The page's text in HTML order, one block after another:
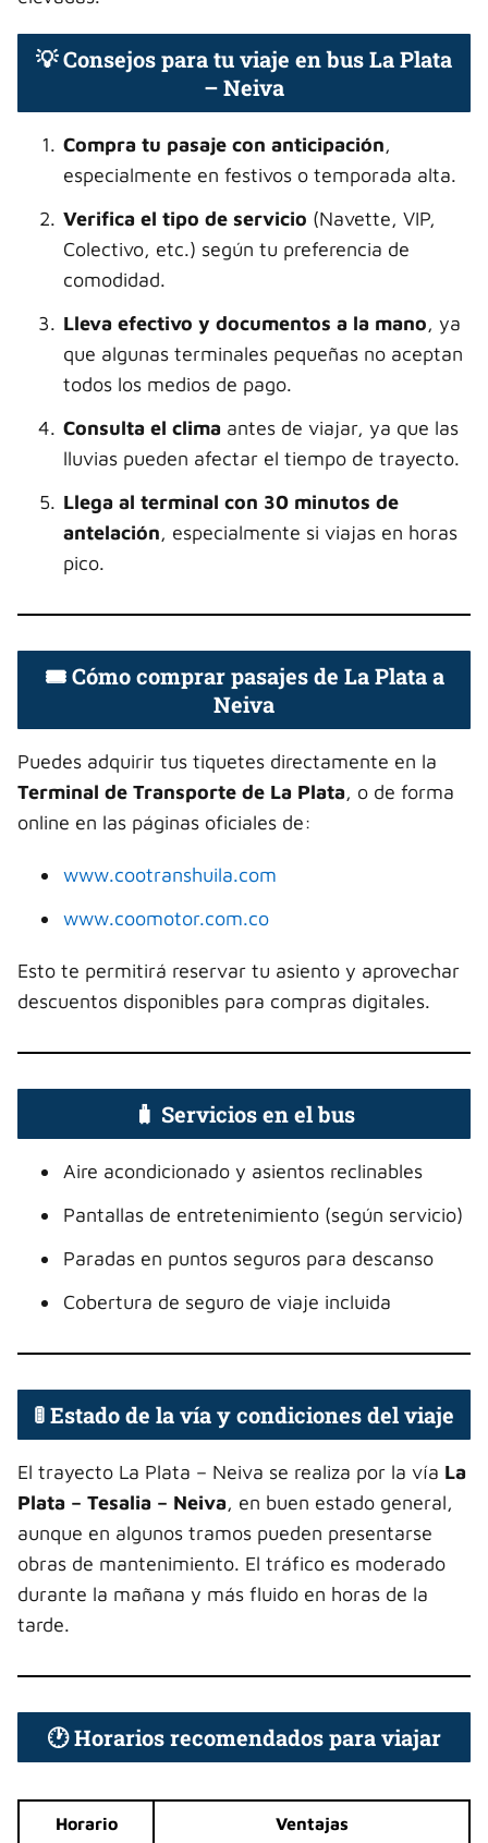
💡 Consejos para tu viaje en bus La Plata
– Neiva
Compra tu pasaje con anticipación,
especialmente en festivos o temporada alta.
Verifica el tipo de servicio (Navette, VIP,
Colectivo, etc.) según tu preferencia de
comodidad.
Lleva efectivo y documentos a la mano, ya
que algunas terminales pequeñas no aceptan
todos los medios de pago.
Consulta el clima antes de viajar, ya que las
lluvias pueden afectar el tiempo de trayecto.
Llega al terminal con 30 minutos de
antelación, especialmente si viajas en horas
pico.
🎟️ Cómo comprar pasajes de La Plata a
Neiva
Puedes adquirir tus tiquetes directamente en la
Terminal de Transporte de La Plata, o de forma
online en las páginas oficiales de:
www.cootranshuila.com
www.coomotor.com.co
Esto te permitirá reservar tu asiento y aprovechar
descuentos disponibles para compras digitales.
🧳 Servicios en el bus
Aire acondicionado y asientos reclinables
Pantallas de entretenimiento (según servicio)
Paradas en puntos seguros para descanso
Cobertura de seguro de viaje incluida
🚦 Estado de la vía y condiciones del viaje
El trayecto La Plata – Neiva se realiza por la vía La
Plata – Tesalia – Neiva, en buen estado general,
aunque en algunos tramos pueden presentarse
obras de mantenimiento. El tráfico es moderado
durante la mañana y más fluido en horas de la
tarde.
🕐 Horarios recomendados para viajar
Horario Ventajas